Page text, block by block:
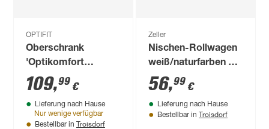
OPTIFIT
Oberschrank
'Optikomfort
Ingvar420' anthrazit
matt 100 x 70,4 x
34,9 cm
109,99 €
Lieferung nach Hause
Nur wenige verfügbar
Bestellbar in Troisdorf
Zeller
Nischen-Rollwagen
weiß/naturfarben 40
x 82,5 x 22 cm
56,99 €
Lieferung nach Hause
Bestellbar in Troisdorf